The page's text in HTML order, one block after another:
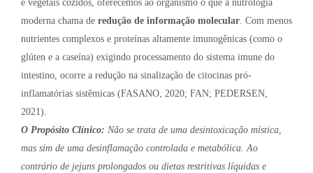
e vegetais cozidos, oferecemos ao organismo o que a nutrologia
moderna chama de redução de informação molecular. Com menos
nutrientes complexos e proteínas altamente imunogênicas (como o
glúten e a caseína) exigindo processamento do sistema imune do
intestino, ocorre a redução na sinalização de citocinas pró-
inflamatórias sistêmicas (FASANO, 2020; FAN; PEDERSEN,
2021).
O Propósito Clínico: Não se trata de uma desintoxicação mística,
mas sim de uma desinflamação controlada e metabólica. Ao
contrário de jejuns prolongados ou dietas restritivas líquidas e